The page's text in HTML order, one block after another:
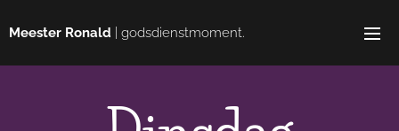
Meester Ronald | godsdienstmoment.